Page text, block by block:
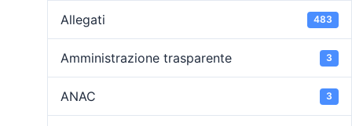
Allegati 483
Amministrazione trasparente 3
ANAC 3